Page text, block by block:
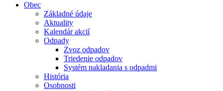
Obec
Základné údaje
Aktuality
Kalendár akcií
Odpady
Zvoz odpadov
Triedenie odpadov
Systém nakladania s odpadmi
História
Osobnosti